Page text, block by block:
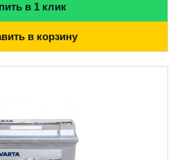
в 1 клик
в корзину